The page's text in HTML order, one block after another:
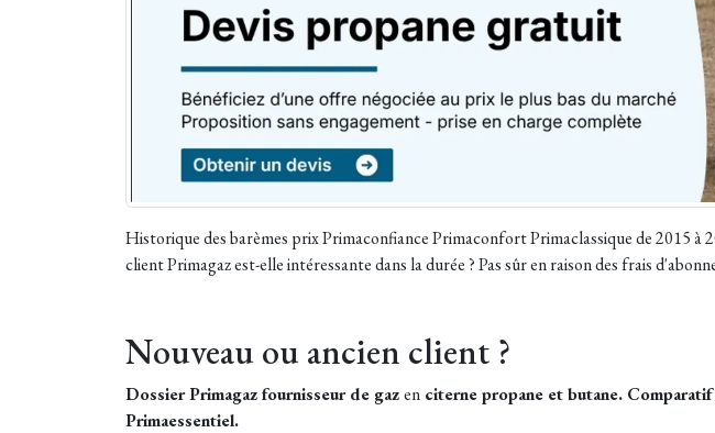
Historique des barèmes prix Primaconfiance Primaconfort Primaclassique de 2015
client Primagaz est-elle intéressante dans la durée ? Pas sûr en raison des frais
Nouveau ou ancien client ?
Dossier Primagaz fournisseur de gazen citerne propane et butane. Comparatif
Primaessentiel.